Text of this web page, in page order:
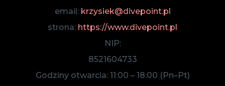
email: krzysiek@divepoint.pl
strona: https://www.divepoint.pl
NIP:
8521604733
Godziny otwarcia: 11:00 – 18:00 (Pn–Pt)